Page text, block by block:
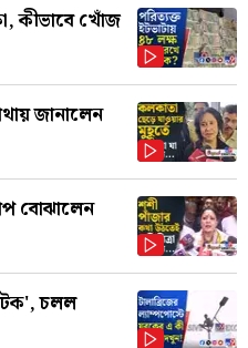
কীভাবে খোঁজ
জানালেন
বোঝালেন
চলল